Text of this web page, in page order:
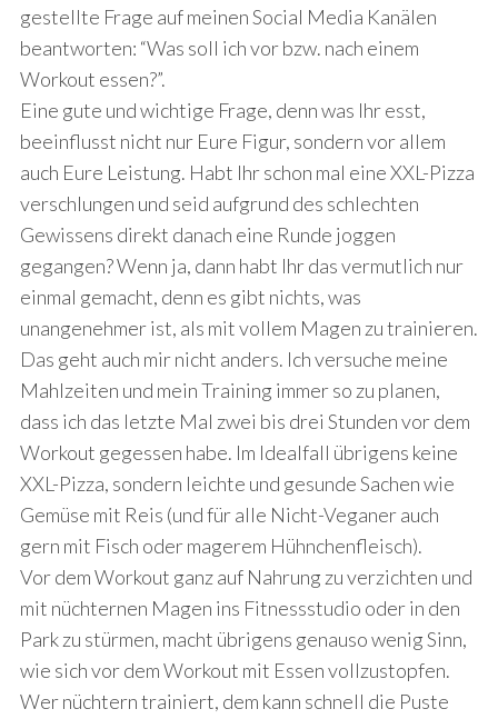
gestellte Frage auf meinen Social Media Kanälen
beantworten: “Was soll ich vor bzw. nach einem
Workout essen?”.
Eine gute und wichtige Frage, denn was Ihr esst,
beeinflusst nicht nur Eure Figur, sondern vor allem
auch Eure Leistung. Habt Ihr schon mal eine XXL-Pizza
verschlungen und seid aufgrund des schlechten
Gewissens direkt danach eine Runde joggen
gegangen? Wenn ja, dann habt Ihr das vermutlich nur
einmal gemacht, denn es gibt nichts, was
unangenehmer ist, als mit vollem Magen zu trainieren.
Das geht auch mir nicht anders. Ich versuche meine
Mahlzeiten und mein Training immer so zu planen,
dass ich das letzte Mal zwei bis drei Stunden vor dem
Workout gegessen habe. Im Idealfall übrigens keine
XXL-Pizza, sondern leichte und gesunde Sachen wie
Gemüse mit Reis (und für alle Nicht-Veganer auch
gern mit Fisch oder magerem Hühnchenfleisch).
Vor dem Workout ganz auf Nahrung zu verzichten und
mit nüchternen Magen ins Fitnessstudio oder in den
Park zu stürmen, macht übrigens genauso wenig Sinn,
wie sich vor dem Workout mit Essen vollzustopfen.
Wer nüchtern trainiert, dem kann schnell die Puste